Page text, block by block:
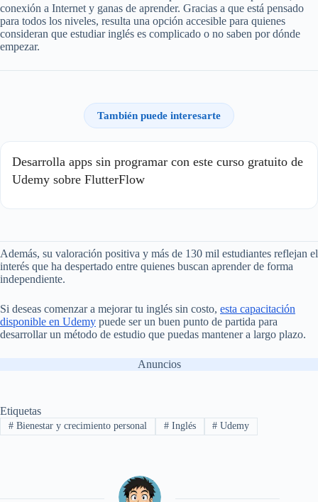
conexión a Internet y ganas de aprender. Gracias a que está pensado
para todos los niveles, resulta una opción accesible para quienes
consideran que estudiar inglés es complicado o no saben por dónde
empezar.
También puede interesarte
Desarrolla apps sin programar con este curso gratuito de
Udemy sobre FlutterFlow
Además, su valoración positiva y más de 130 mil estudiantes reflejan el
interés que ha despertado entre quienes buscan aprender de forma
independiente.
Si deseas comenzar a mejorar tu inglés sin costo, esta capacitación
disponible en Udemy puede ser un buen punto de partida para
desarrollar un método de estudio que puedas mantener a largo plazo.
Anuncios
Etiquetas
#Bienestar y crecimiento personal #Inglés # Udemy